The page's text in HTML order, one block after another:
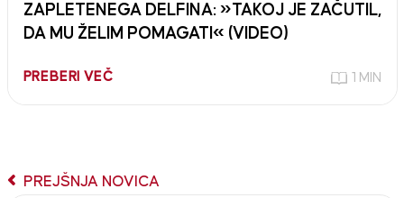
ZAPLETENEGA DELFINA: »TAKOJ JE ZAČUTIL,
DA MU ŽELIM POMAGATI« (VIDEO)
PREBERI VEČ 1 MIN
PREJŠNJA NOVICA